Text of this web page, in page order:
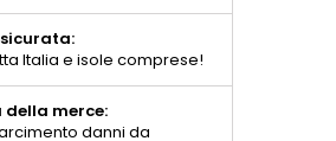
Italia e isole comprese!
merce:
danni da